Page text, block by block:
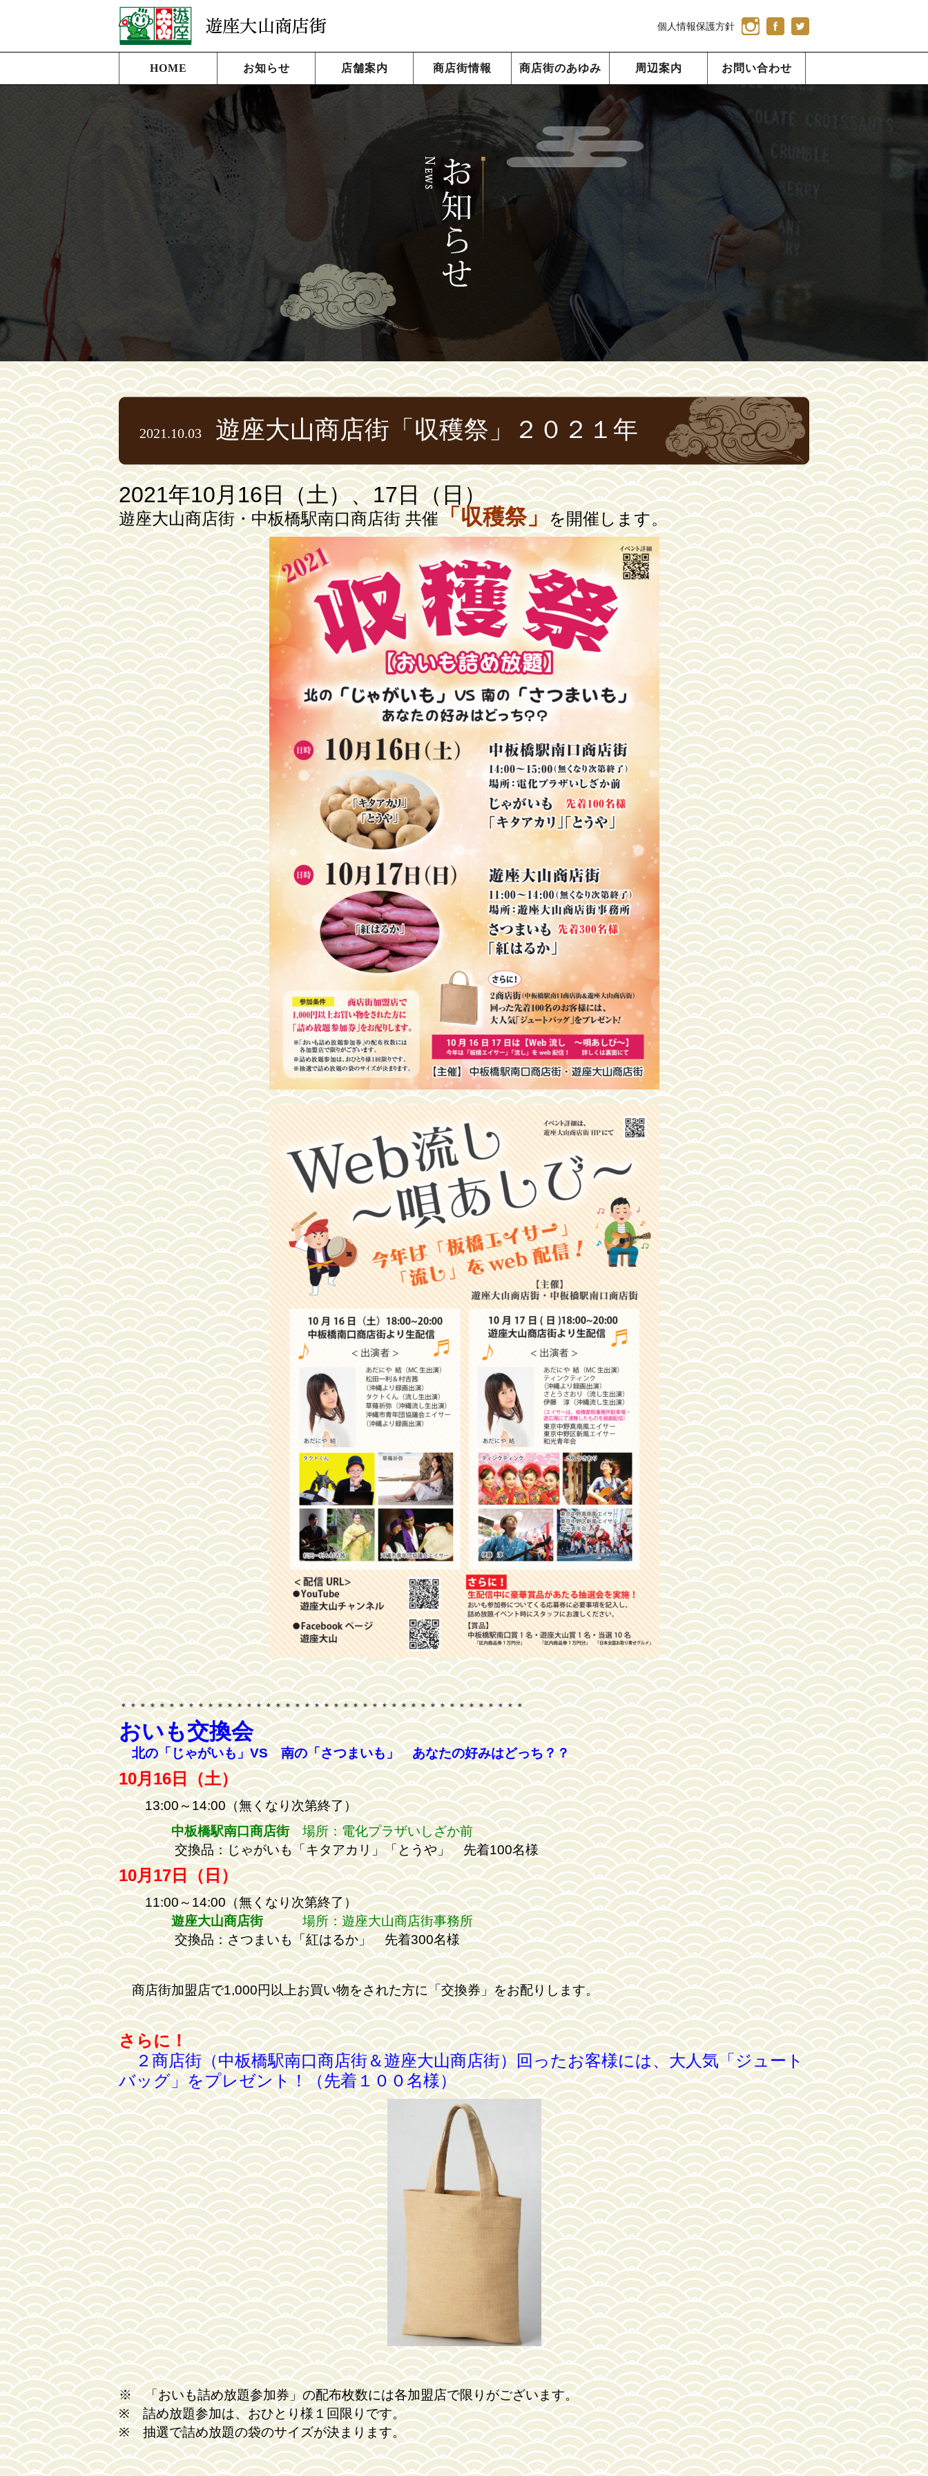
個人情報保護方針
HOME お知らせ
年間イベント
商店街イベント
店舗ニュース
商店街日記
店舗案内 商店街情報
アクセス
遊座小判
遊座大山エイサー
商店街のあゆみ 周辺案内 お問い合わせ
2021.10.03 遊座大山商店街「収穫祭」２０２１年
2021年10月16日（土）、17日（日）
遊座大山商店街・中板橋駅南口商店街 共催「収穫祭」を開催します。
＊＊＊＊＊＊＊＊＊＊＊＊＊＊＊＊＊＊＊＊＊＊＊＊＊＊＊＊＊＊＊＊＊＊＊＊＊＊＊＊＊＊
おいも交換会
北の「じゃがいも」VS 南の「さつまいも」 あなたの好みはどっち？？
10月16日（土）
13:00～14:00（無くなり次第終了）
中板橋駅南口商店街場所：電化プラザいしざか前
交換品：じゃがいも「キタアカリ」「とうや」 先着100名様
10月17日（日）
11:00～14:00（無くなり次第終了）
遊座大山商店街場所：遊座大山商店街事務所
交換品：さつまいも「紅はるか」 先着300名様
商店街加盟店で1,000円以上お買い物をされた方に「交換券」をお配りします。
さらに！
２商店街（中板橋駅南口商店街＆遊座大山商店街）回ったお客様には、大人気「ジュート
バッグ」をプレゼント！（先着１００名様）
※ 「おいも詰め放題参加券」の配布枚数には各加盟店で限りがございます。
※ 詰め放題参加は、おひとり様１回限りです。
※ 抽選で詰め放題の袋のサイズが決まります。